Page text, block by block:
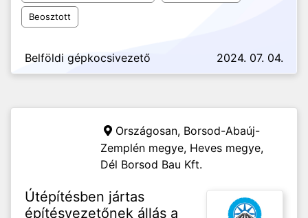
Beosztott
Belföldi gépkocsivezető 2024. 07. 04.
Országosan, Borsod-Abaúj-
Zemplén megye, Heves megye,
Dél Borsod Bau Kft.
Útépítésben jártas
építésvezetőnek állás a